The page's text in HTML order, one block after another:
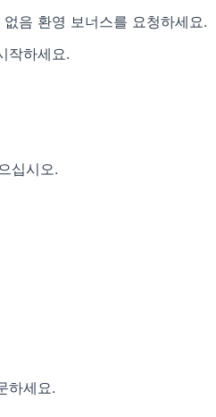
음 환영 보너스를 요청하세요.
작하세요.
십시오.
하세요.